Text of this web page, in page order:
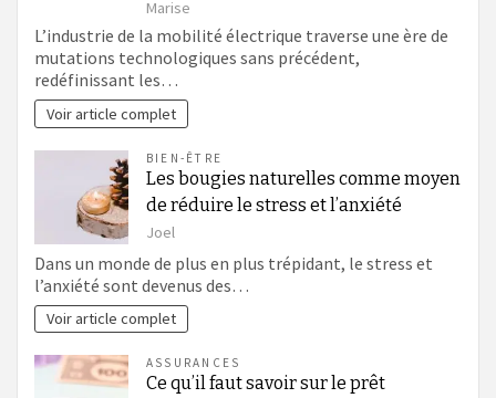
Marise
L’industrie de la mobilité électrique traverse une ère de
mutations technologiques sans précédent,
redéfinissant les…
Voir article complet
BIEN-ÊTRE
Les bougies naturelles comme moyen
de réduire le stress et l’anxiété
Joel
Dans un monde de plus en plus trépidant, le stress et
l’anxiété sont devenus des…
Voir article complet
ASSURANCES
Ce qu’il faut savoir sur le prêt